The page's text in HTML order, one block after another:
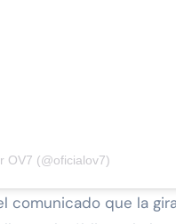
OV7 (@oficialov7)
comunicado que la